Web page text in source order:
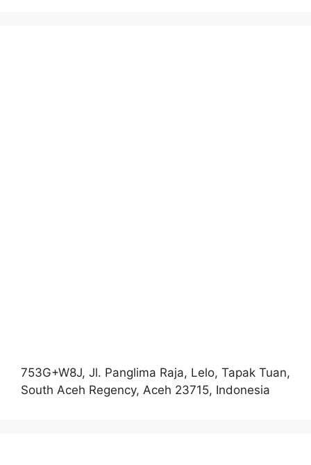
753G+W8J, Jl. Panglima Raja, Lelo, Tapak Tuan,
South Aceh Regency, Aceh 23715, Indonesia